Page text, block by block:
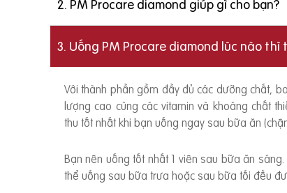
2. PM Procare diamond giúp gì cho bạn?
3. Uống PM Procare diamond lúc nào thì
Với thành phần gồm đầy đủ các dưỡng chất,
lượng cao cùng các vitamin và khoáng chất
thu tốt nhất khi bạn uống ngay sau bữa ăn
Bạn nên uống tốt nhất 1 viên sau bữa ăn
thể uống sau bữa trưa hoặc sau bữa tối đều